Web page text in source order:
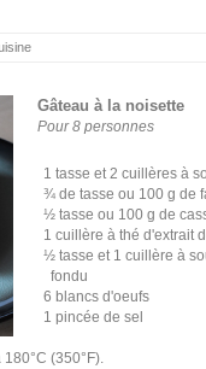
Gâteau à la noisette
Pour 8 personnes
1 tasse et 2 cuillères à
¾ de tasse ou 100 g de
½ tasse ou 100 g de
1 cuillère à thé d'extrait
½ tasse et 1 cuillère à
fondu
6 blancs d'oeufs
1 pincée de sel
(350°F).